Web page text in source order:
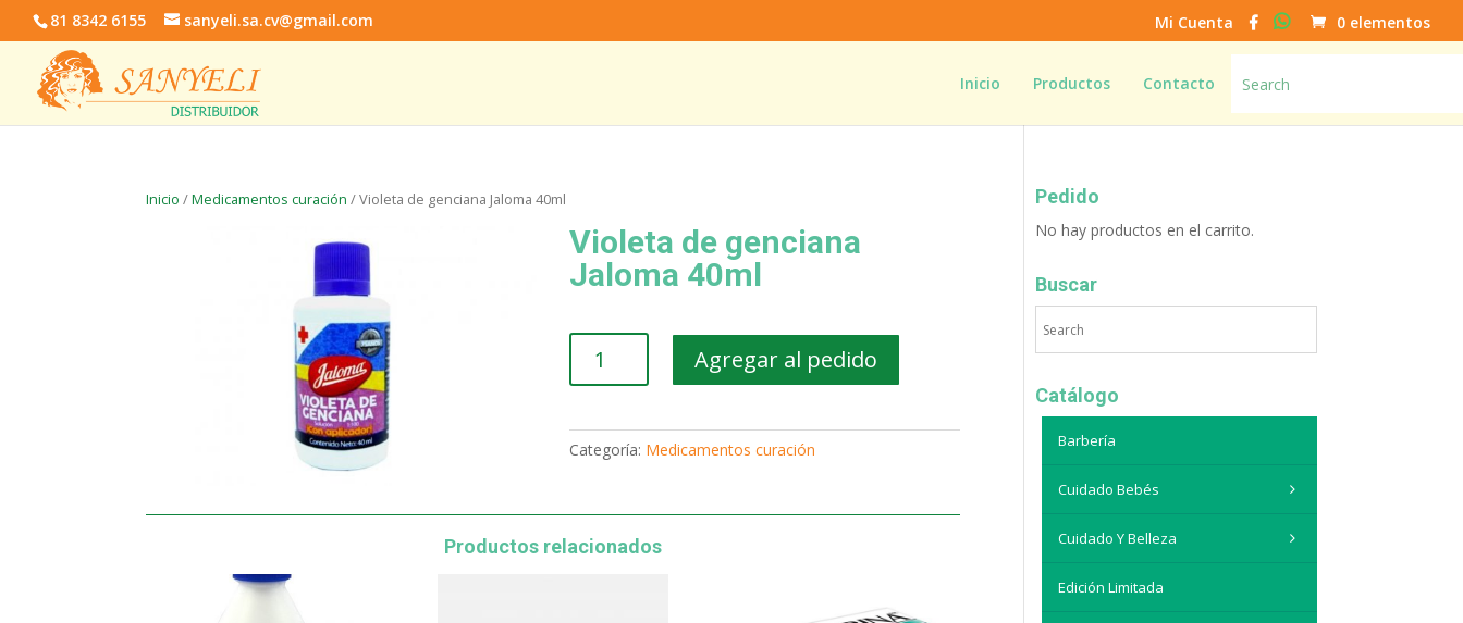
81 8342 6155 sanyeli.sa.cv@gmail.com Mi Cuenta 0 elementos
Inicio Productos Contacto
Inicio /Medicamentos curación / Violeta de genciana Jaloma 40ml
Violeta de genciana
Jaloma 40ml
40ml
Agregar al pedido
Categoría: Medicamentos curación
Productos relacionados
Pedido
No hay productos en el carrito.
Buscar
Catálogo
Barbería
Cuidado Bebés
Cuidado Y Belleza
Edición Limitada